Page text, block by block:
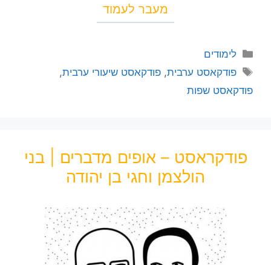
מעבר לעמוד
לימודים
פודקאסט ערבית,פודקאסט שיעורי ערבית,
פודקאסט שפות
פודקראסט – אופים מדברים | בני
הולצמן וחגי בן יהודה